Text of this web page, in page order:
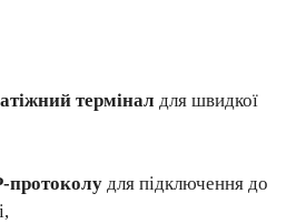
термінал для швидкої
протоколу для підключення до